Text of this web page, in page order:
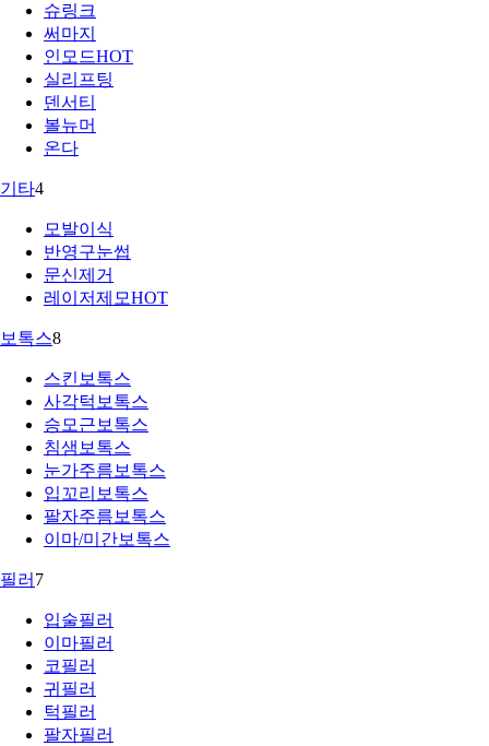
슈링크
써마지
인모드HOT
실리프팅
덴서티
볼뉴머
온다
기타4
모발이식
반영구눈썹
문신제거
레이저제모HOT
보톡스8
스킨보톡스
사각턱보톡스
승모근보톡스
침샘보톡스
눈가주름보톡스
입꼬리보톡스
팔자주름보톡스
이마/미간보톡스
필러 7
입술필러
이마필러
코필러
귀필러
턱필러
팔자필러